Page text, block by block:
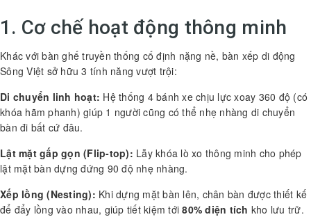
1. Cơ chế hoạt động thông minh
Khác với bàn ghế truyền thống cố định nặng nề, bàn xếp di động
Sông Việt sở hữu 3 tính năng vượt trội:
Di chuyển linh hoạt: Hệ thống 4 bánh xe chịu lực xoay 360 độ (có
khóa hãm phanh) giúp 1 người cũng có thể nhẹ nhàng di chuyển
bàn đi bất cứ đâu.
Lật mặt gấp gọn (Flip-top): Lẫy khóa lò xo thông minh cho phép
lật mặt bàn dựng đứng 90 độ nhẹ nhàng.
Xếp lồng (Nesting): Khi dựng mặt bàn lên, chân bàn được thiết kế
để đẩy lồng vào nhau, giúp tiết kiệm tới80% diện tích kho lưu trữ.